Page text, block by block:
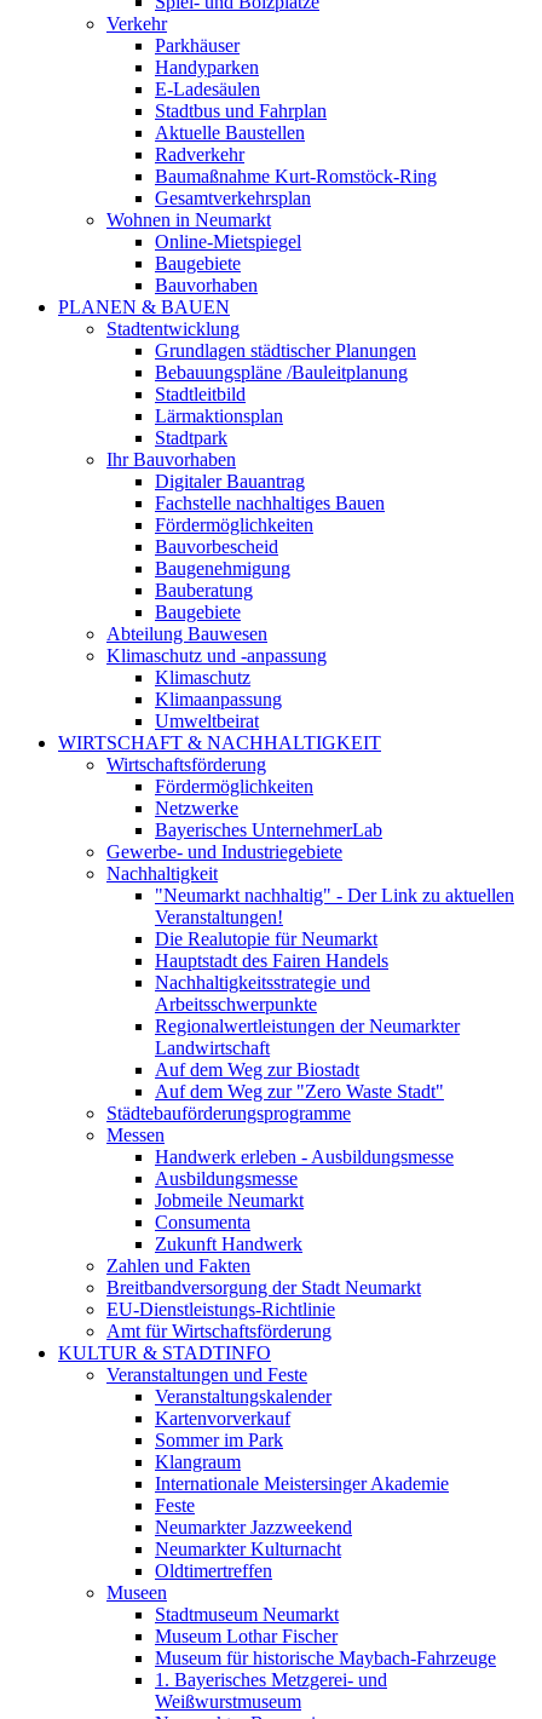
Verkehr
Parkhäuser
Handyparken
E-Ladesäulen
Stadtbus und Fahrplan
Aktuelle Baustellen
Radverkehr
Baumaßnahme Kurt-Romstöck-Ring
Gesamtverkehrsplan
Wohnen in Neumarkt
Online-Mietspiegel
Baugebiete
Bauvorhaben
PLANEN & BAUEN
Stadtentwicklung
Grundlagen städtischer Planungen
Bebauungspläne /Bauleitplanung
Stadtleitbild
Lärmaktionsplan
Stadtpark
Ihr Bauvorhaben
Digitaler Bauantrag
Fachstelle nachhaltiges Bauen
Fördermöglichkeiten
Bauvorbescheid
Baugenehmigung
Bauberatung
Baugebiete
Abteilung Bauwesen
Klimaschutz und -anpassung
Klimaschutz
Klimaanpassung
Umweltbeirat
WIRTSCHAFT & NACHHALTIGKEIT
Wirtschaftsförderung
Fördermöglichkeiten
Netzwerke
Bayerisches UnternehmerLab
Gewerbe- und Industriegebiete
Nachhaltigkeit
"Neumarkt nachhaltig" - Der Link zu aktuellen
Veranstaltungen!
Die Realutopie für Neumarkt
Hauptstadt des Fairen Handels
Nachhaltigkeitsstrategie und
Arbeitsschwerpunkte
Regionalwertleistungen der Neumarkter
Landwirtschaft
Auf dem Weg zur Biostadt
Auf dem Weg zur "Zero Waste Stadt"
Städtebauförderungsprogramme
Messen
Handwerk erleben - Ausbildungsmesse
Ausbildungsmesse
Jobmeile Neumarkt
Consumenta
Zukunft Handwerk
Zahlen und Fakten
Breitbandversorgung der Stadt Neumarkt
EU-Dienstleistungs-Richtlinie
Amt für Wirtschaftsförderung
KULTUR & STADTINFO
Veranstaltungen und Feste
Veranstaltungskalender
Kartenvorverkauf
Sommer im Park
Klangraum
Internationale Meistersinger Akademie
Feste
Neumarkter Jazzweekend
Neumarkter Kulturnacht
Oldtimertreffen
Museen
Stadtmuseum Neumarkt
Museum Lothar Fischer
Museum für historische Maybach-Fahrzeuge
1. Bayerisches Metzgerei- und
Weißwurstmuseum